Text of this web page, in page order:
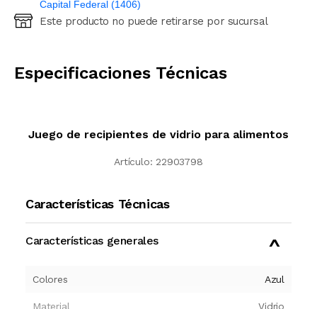
Capital Federal (1406)
Ingresá código postal (sólo números)
Este producto no puede retirarse por sucursal
Especificaciones Técnicas
Juego de recipientes de vidrio para alimentos
Artículo: 22903798
Características Técnicas
Características generales
Colores Azul
Material Vidrio